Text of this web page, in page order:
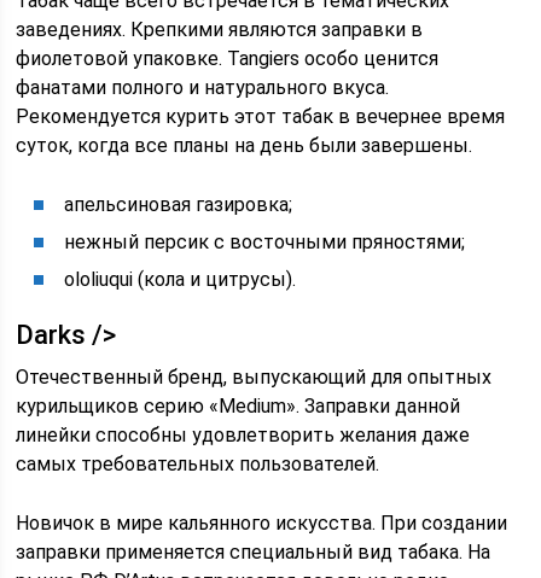
заведениях. Крепкими являются заправки в
фиолетовой упаковке. Tangiers особо ценится
фанатами полного и натурального вкуса.
Рекомендуется курить этот табак в вечернее время
суток, когда все планы на день были завершены.
апельсиновая газировка;
нежный персик с восточными пряностями;
ololiuqui (кола и цитрусы).
Darks />
Отечественный бренд, выпускающий для опытных
курильщиков серию «Medium». Заправки данной
линейки способны удовлетворить желания даже
самых требовательных пользователей.
Новичок в мире кальянного искусства. При создании
заправки применяется специальный вид табака. На